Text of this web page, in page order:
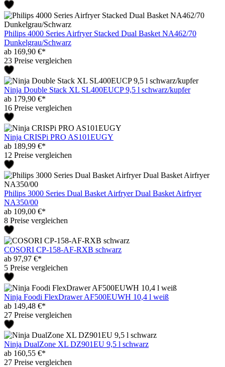
Philips 4000 Series Airfryer Stacked Dual Basket NA462/70
Dunkelgrau/Schwarz
ab 169,90 €*
23 Preise vergleichen
Ninja Double Stack XL SL400EUCP 9,5 l schwarz/kupfer
ab 179,90 €*
16 Preise vergleichen
Ninja CRISPi PRO AS101EUGY
ab 189,99 €*
12 Preise vergleichen
Philips 3000 Series Dual Basket Airfryer Dual Basket Airfryer
NA350/00
ab 109,00 €*
8 Preise vergleichen
COSORI CP-158-AF-RXB schwarz
ab 97,97 €*
5 Preise vergleichen
Ninja Foodi FlexDrawer AF500EUWH 10,4 l weiß
ab 149,48 €*
27 Preise vergleichen
Ninja DualZone XL DZ901EU 9,5 l schwarz
ab 160,55 €*
27 Preise vergleichen